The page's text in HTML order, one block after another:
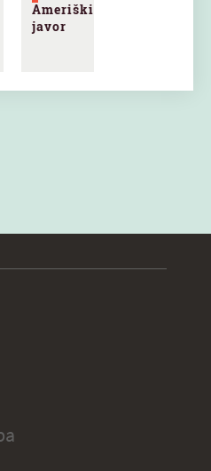
Ameriški
javor